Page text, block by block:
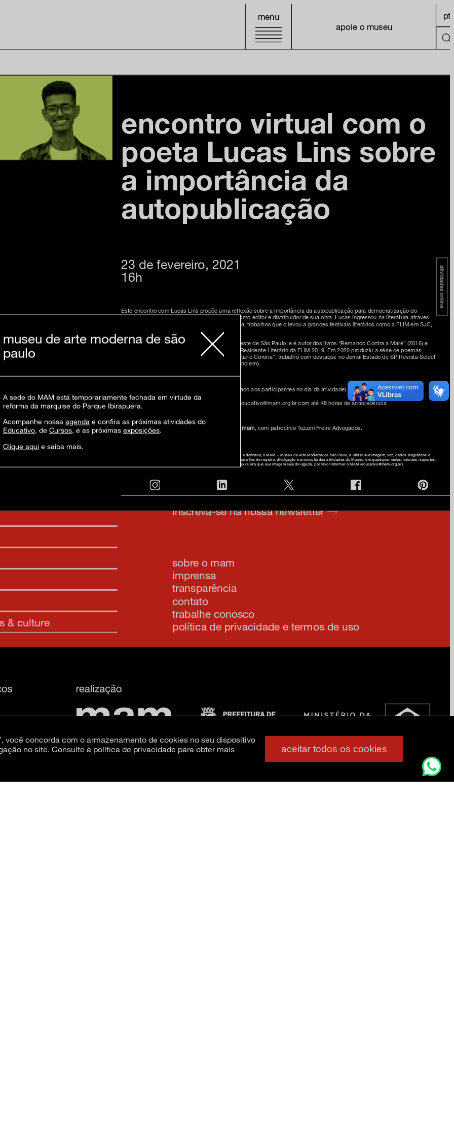
menu
apoie o museu
pt
encontro virtual com o
poeta Lucas Lins sobre
a importância da
autopublicação
23 de fevereiro, 2021
16h
Este encontro com Lucas Lins propõe uma reflexão sobre a importância da autopublicação para democratização do
acesso à literatura, e a participação do autor como editor e distribuidor de sua obra. Lucas ingressou na literatura através
das publicações independentes e vídeos-poesia, trabalhos que o levou a grandes festivais literários como a FLIM em SJC,
Lucas Linsreside na Cidade Tiradentes, zona leste de São Paulo, e é autor dos livros “Remando Contra a Maré” (2016) e
“Declínio & Esplendor da Bicicleta” (2018). Foi Residente Literário da FLIM 2019. Em 2020 produziu a série de poemas
sobre a quarentena, intitulada “Poesia Para Matar o Corona”, trabalho com destaque no Jornal Estado de SP, Revista Select
e publicado na revista mexicana Bitácora del Encierro.
inscriçõesaqui
encontro por videochamada no zoom (link enviado aos participantes no dia da atividade)
participação: livre
para intérprete de Libras, solicitar pelo e-mail educativo@mam.org.br com até 48 horas de antecedência
Essa atividade faz parte do programa Domingomam, com patrocínio Tozzini Freire Advogados.
Ao participar desta atividade/evento, você autoriza, de forma gratuita e definitiva, o MAM – Museu de Arte Moderna de São Paulo, a utilizar sua imagem, voz, dados biográficos e
sinais característicos, captados em vídeo, áudio, fotografia e prints, para fins de registro, divulgação e promoção das atividades do Museu, em quaisquer meios, veículos, suportes,
mídias, métodos e tecnologias, tangíveis ou intangíveis. Caso você não queira que sua imagem seja divulgada, por favor informar o MAM (educativo@mam.org.br).
atividades online
& culture
inscreva-se na nossa newsletter
sobre o mam
imprensa
transparência
contato
trabalhe conosco
política de privacidade e termos de uso
museu de arte moderna de são
paulo
A sede do MAM está temporariamente fechada em virtude da
reforma da marquise do Parque Ibirapuera.
Acompanhe nossa agenda e confira as próximas atividades do
Educativo, de Cursos, e as próximas exposições.
Clique aqui e saiba mais.
você concorda com o armazenamento de cookies no seu dispositivo
no site. Consulte a política de privacidade para obter mais
aceitar todos os cookies